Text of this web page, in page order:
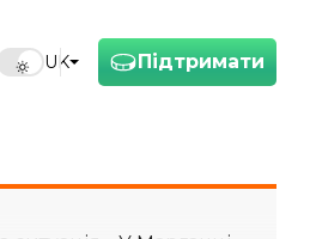
Підтримати
UK